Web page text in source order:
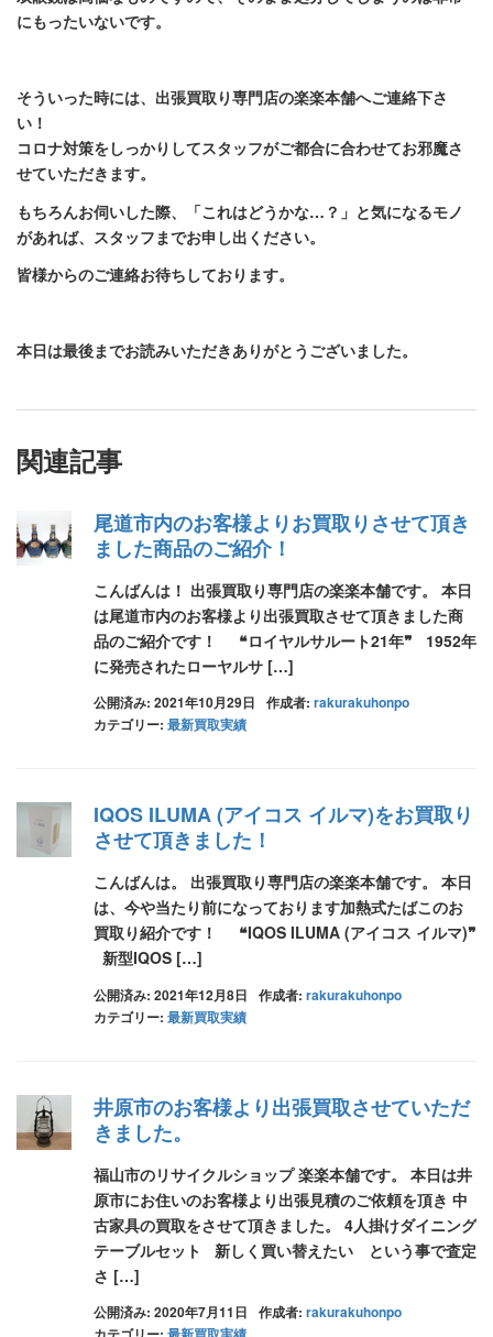
にもったいないです。
そういった時には、出張買取り専門店の楽楽本舗へご連絡下さ
い！
コロナ対策をしっかりしてスタッフがご都合に合わせてお邪魔さ
せていただきます。
もちろんお伺いした際、「これはどうかな…？」と気になるモノ
があれば、スタッフまでお申し出ください。
皆様からのご連絡お待ちしております。
本日は最後までお読みいただきありがとうございました。
関連記事
尾道市内のお客様よりお買取りさせて頂き
ました商品のご紹介！
こんばんは！ 出張買取り専門店の楽楽本舗です。 本日
は尾道市内のお客様より出張買取させて頂きました商
品のご紹介です！ ❝ロイヤルサルート21年❞ 1952年
に発売されたローヤルサ […]
公開済み: 2021年10月29日 作成者: rakurakuhonpo
カテゴリー: 最新買取実績
IQOS ILUMA (アイコス イルマ)をお買取り
させて頂きました！
こんばんは。 出張買取り専門店の楽楽本舗です。 本日
は、今や当たり前になっております加熱式たばこのお
買取り紹介です！ ❝IQOS ILUMA (アイコス イルマ)❞
新型IQOS […]
公開済み: 2021年12月8日 作成者: rakurakuhonpo
カテゴリー: 最新買取実績
井原市のお客様より出張買取させていただ
きました。
福山市のリサイクルショップ 楽楽本舗です。 本日は井
原市にお住いのお客様より出張見積のご依頼を頂き 中
古家具の買取をさせて頂きました。 4人掛けダイニング
テーブルセット 新しく買い替えたい という事で査定
さ […]
公開済み: 2020年7月11日 作成者: rakurakuhonpo